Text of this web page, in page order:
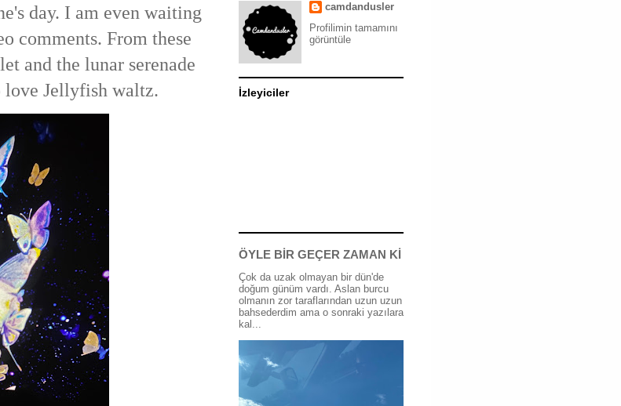
day. I am even waiting
comments. From these
and the lunar serenade
love Jellyfish waltz.
camdandusler
Profilimin tamamını
görüntüle
İzleyiciler
ÖYLE BİR GEÇER ZAMAN Kİ
Çok da uzak olmayan bir dün'de
doğum günüm vardı. Aslan burcu
olmanın zor taraflarından uzun uzun
bahsederdim ama o sonraki yazılara
kal...